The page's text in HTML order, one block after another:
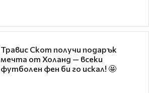
Травис Скот получи подарък
мечта от Холанд — всеки
футболен фен би го искал! 🤩